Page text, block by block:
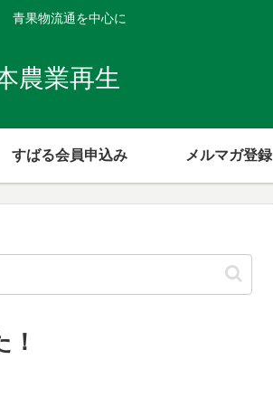
青果物流通を中心に
農業再生
すばる会員申込み メルマガ登録